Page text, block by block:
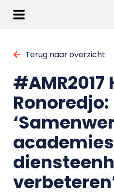
Terug naar overzicht
#AMR2017
Ronoredjo: